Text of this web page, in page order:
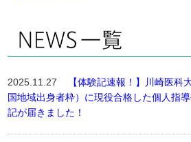
2025.11.27
【体験記速報！】川崎医科
国地域出身者枠）に現役合格した個人指
記が届きました！